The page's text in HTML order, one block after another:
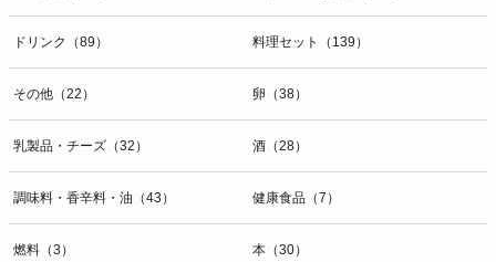
ドリンク（89） 料理セット（139）
その他（22） 卵（38）
乳製品・チーズ（32） 酒（28）
調味料・香辛料・油（43） 健康食品（7）
燃料（3） 本（30）